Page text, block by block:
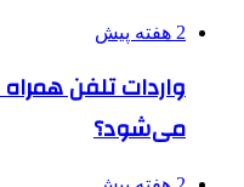
2 هفته پیش
واردات تلفن
می‌شود؟